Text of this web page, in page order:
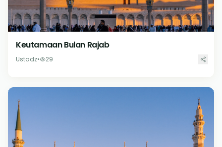
Keutamaan Bulan Rajab
Ustadz• 29